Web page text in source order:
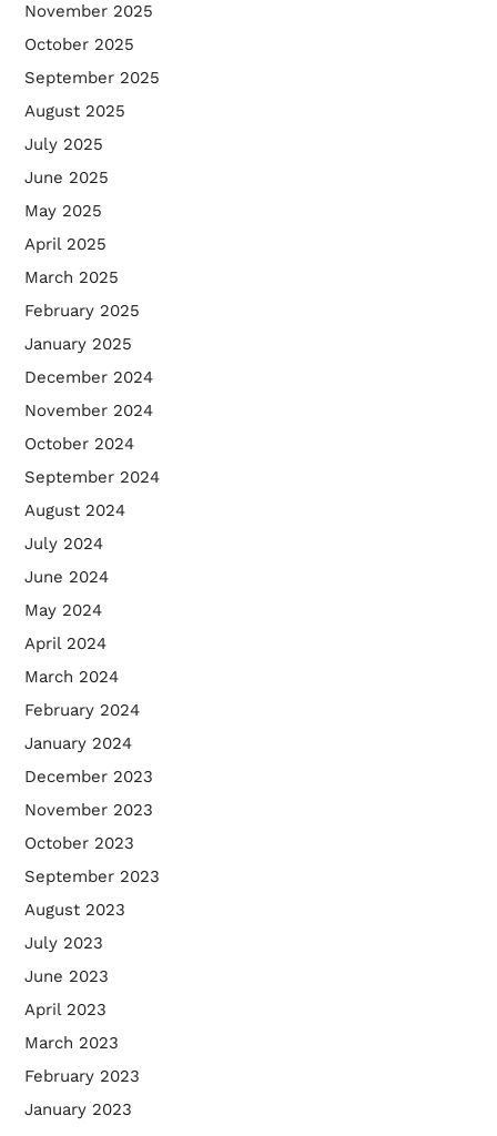
November 2025
October 2025
September 2025
August 2025
July 2025
June 2025
May 2025
April 2025
March 2025
February 2025
January 2025
December 2024
November 2024
October 2024
September 2024
August 2024
July 2024
June 2024
May 2024
April 2024
March 2024
February 2024
January 2024
December 2023
November 2023
October 2023
September 2023
August 2023
July 2023
June 2023
April 2023
March 2023
February 2023
January 2023